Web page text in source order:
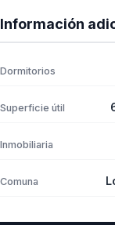
Información
Dormitorios
Superficie útil
Inmobiliaria
Comuna